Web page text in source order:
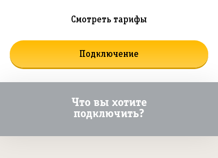
Смотреть тарифы
Подключение
Что вы хотите
подключить?